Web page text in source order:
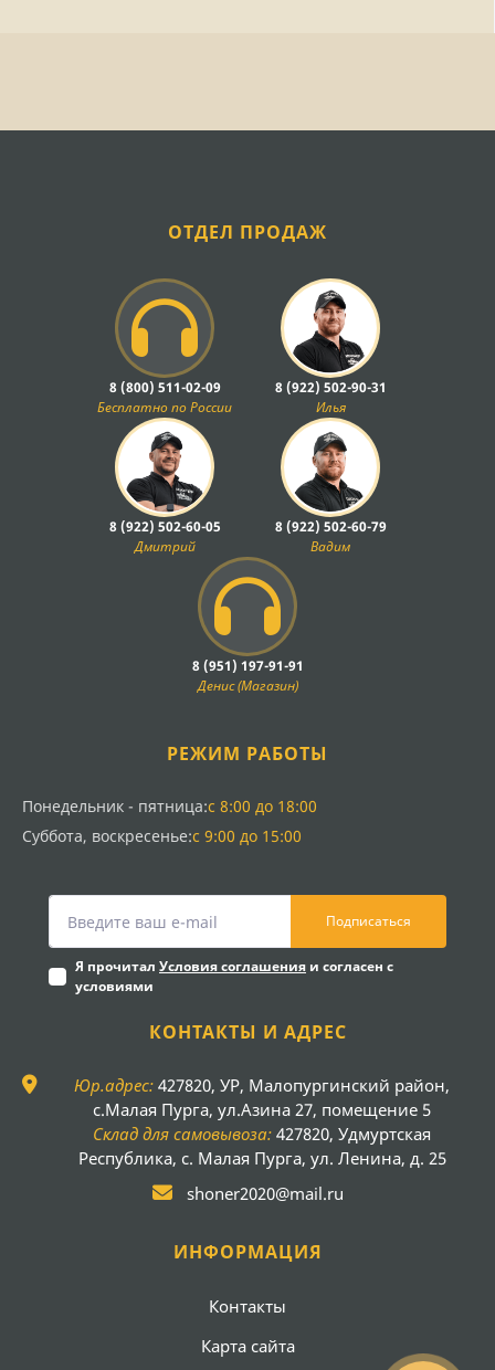
ОТДЕЛ ПРОДАЖ
8 (800) 511-02-09
Бесплатно по России
8 (922) 502-90-31
Илья
8 (922) 502-60-05
Дмитрий
8 (922) 502-60-79
Вадим
8 (951) 197-91-91
Денис (Магазин)
РЕЖИМ РАБОТЫ
Понедельник - пятница:с 8:00 до 18:00
Суббота, воскресенье:с 9:00 до 15:00
Подписаться
Я прочитал Условия соглашения и согласен с
условиями
КОНТАКТЫ И АДРЕС
Юр.адрес: 427820, УР, Малопургинский район,
с.Малая Пурга, ул.Азина 27, помещение 5
Склад для самовывоза: 427820, Удмуртская
Республика, с. Малая Пурга, ул. Ленина, д. 25
shoner2020@mail.ru
ИНФОРМАЦИЯ
Контакты
Карта сайта